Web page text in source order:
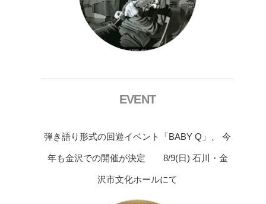
EVENT
弾き語り形式の回遊イベント「BABY Q」、 今
年も金沢での開催が決定 8/9(日) 石川・金
沢市文化ホールにて